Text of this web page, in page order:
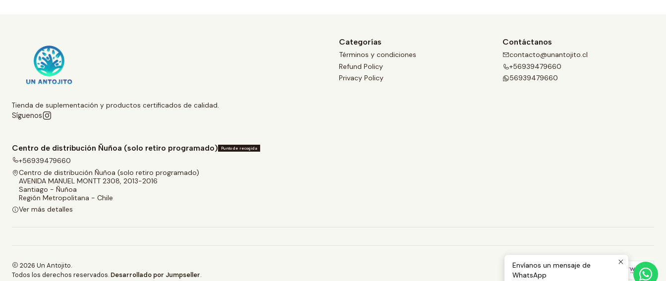
Tienda de suplementación y productos certificados de calidad.
Síguenos
Categorías
Términos y condiciones
Refund Policy
Privacy Policy
Contáctanos
contacto@unantojito.cl
+56939479660
56939479660
Centro de distribución Ñuñoa (solo retiro programado) Punto de recogida
+56939479660
Centro de distribución Ñuñoa (solo retiro programado)
AVENIDA MANUEL MONTT 2308, 2013-2016
Santiago - Ñuñoa
Región Metropolitana - Chile
Ver más detalles
2026 Un Antojito.
Todos los derechos reservados. Desarrollado por Jumpseller.
Envíanos un mensaje de
WhatsApp